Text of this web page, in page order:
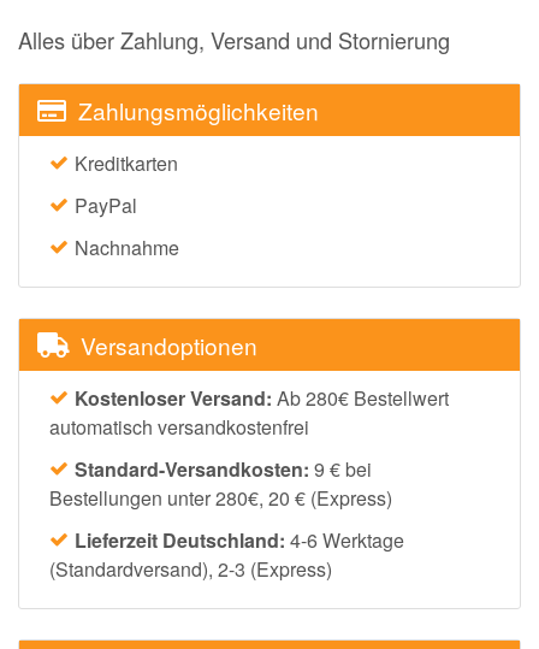
Alles über Zahlung, Versand und Stornierung
Zahlungsmöglichkeiten
Kreditkarten
PayPal
Nachnahme
Versandoptionen
Kostenloser Versand: Ab 280€ Bestellwert
automatisch versandkostenfrei
Standard-Versandkosten: 9 € bei
Bestellungen unter 280€, 20 € (Express)
Lieferzeit Deutschland: 4-6 Werktage
(Standardversand), 2-3 (Express)